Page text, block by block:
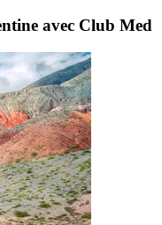
avec Club Med